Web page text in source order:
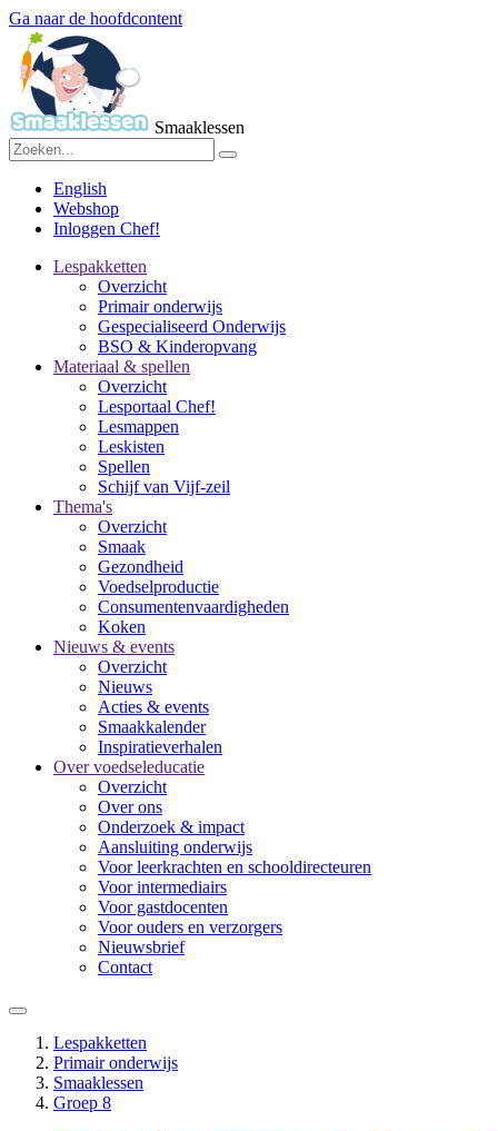
Ga naar de hoofdcontent
Smaaklessen
English
Webshop
Inloggen Chef!
Lespakketten
Overzicht
Primair onderwijs
Gespecialiseerd Onderwijs
BSO & Kinderopvang
Materiaal & spellen
Overzicht
Lesportaal Chef!
Lesmappen
Leskisten
Spellen
Schijf van Vijf-zeil
Thema's
Overzicht
Smaak
Gezondheid
Voedselproductie
Consumentenvaardigheden
Koken
Nieuws & events
Overzicht
Nieuws
Acties & events
Smaakkalender
Inspiratieverhalen
Over voedseleducatie
Overzicht
Over ons
Onderzoek & impact
Aansluiting onderwijs
Voor leerkrachten en schooldirecteuren
Voor intermediairs
Voor gastdocenten
Voor ouders en verzorgers
Nieuwsbrief
Contact
Lespakketten
Primair onderwijs
Smaaklessen
Groep 8